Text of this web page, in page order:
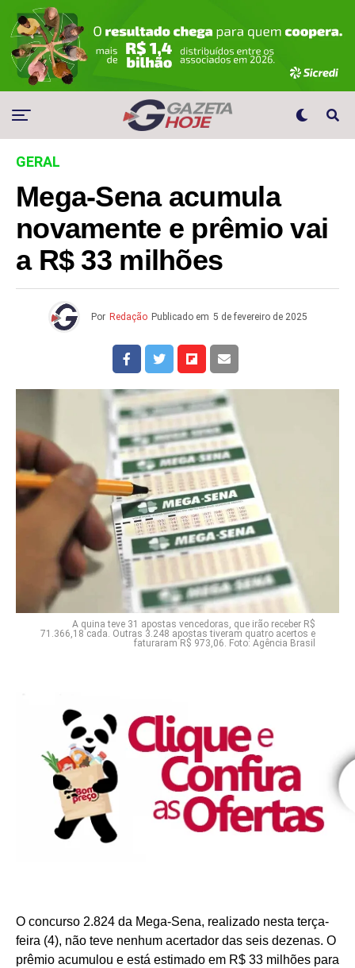
GERAL
Mega-Sena acumula
novamente e prêmio vai
a R$ 33 milhões
Por Redação Publicado em 5 de fevereiro de 2025
A quina teve 31 apostas vencedoras, que irão receber R$
71.366,18 cada. Outras 3.248 apostas tiveram quatro acertos e
faturaram R$ 973,06. Foto: Agência Brasil
O concurso 2.824 da Mega-Sena, realizado nesta terça-
feira (4), não teve nenhum acertador das seis dezenas. O
prêmio acumulou e está estimado em R$ 33 milhões para